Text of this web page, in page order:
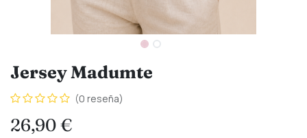
Jersey Madumte
(0 reseña)
26,90€